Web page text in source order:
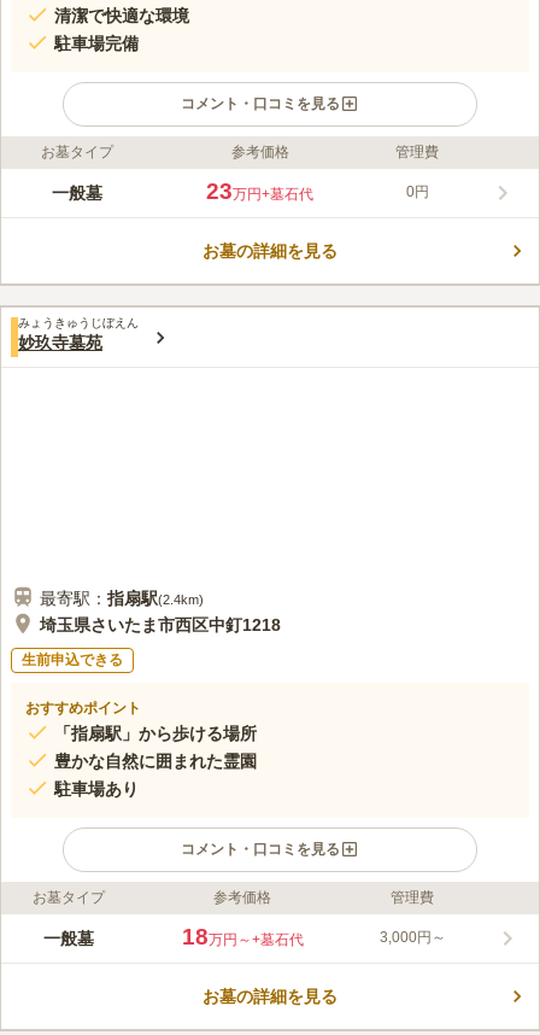
清潔で快適な環境
駐車場完備
コメント・口コミを見る
ライフドット編集部のコメント
600年以上もの時を経て、今なお清河寺の地に佇む、豊かな自然
が付けられているほど深いものです。 境内は多くの緑に囲まれ
やすい価格から、自由区画まで豊富な墓域があります。宗旨・宗
派は臨済宗となっています。お墓を利用する場合には檀家として
入檀する必要があります。
口コミ評価
この霊園はまだ誰からも評価されていません。
お墓タイプ 参考価格 管理費
一般墓 23万円+墓石代 0円
お墓の詳細を見る
みょうきゅうじぼえん
妙玖寺墓苑
最寄駅： 指扇駅(2.4km)
埼玉県さいたま市西区中釘1218
生前申込できる
おすすめポイント
「指扇駅」から歩ける場所
豊かな自然に囲まれた霊園
駐車場あり
コメント・口コミを見る
ライフドット編集部のコメント
土佐藩主の旗本、山内一唯の母の願いにより創建てされた歴史あ
の史跡にも指定されているほどの、由緒ある寺です。 園内は管
お墓タイプ 参考価格 管理費
一般墓 18万円～+墓石代 3,000円～
お墓の詳細を見る